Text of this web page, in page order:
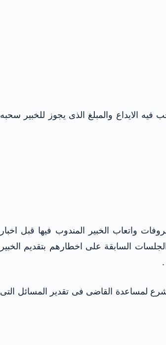
الايداع والمبلغ الذى يجوز للخبير سحبه
واتعاب الخبير المندوب فيها قبل اخبار
بمتابعة الحضور فى الجلسات السابقة على اخطارهم بتقديم الخبير
لمساعدة القاضى فى تقدير المسائل التى